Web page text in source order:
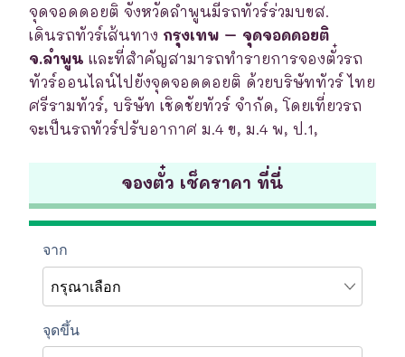
จุดจอดดอยติ จังหวัดลำพูนมีรถทัวร์ร่วมบขส.
เดินรถทัวร์เส้นทาง กรุงเทพ – จุดจอดดอยติ
จ.ลำพูน และที่สำคัญสามารถทำรายการจองตั๋วรถ
ทัวร์ออนไลน์ไปยังจุดจอดดอยติ ด้วยบริษัททัวร์ ไทย
ศรีรามทัวร์, บริษัท เชิดชัยทัวร์ จำกัด, โดยเที่ยวรถ
จะเป็นรถทัวร์ปรับอากาศ ม.4 ข, ม.4 พ, ป.1,
จองตั๋ว เช็คราคา ที่นี่